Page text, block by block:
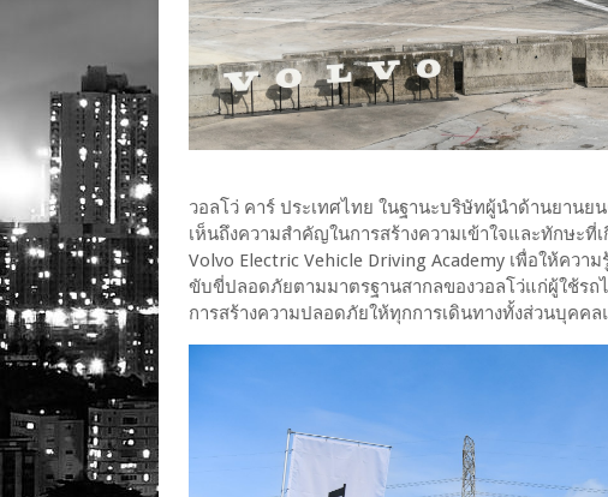
วอลโว่ คาร์ ประเทศไทย ในฐานะบริษัทผู้นำด้านยาน
เห็นถึงความสำคัญในการสร้างความเข้าใจและทักษะ
Volvo Electric Vehicle Driving Academy เพื่อให้คว
ขับขี่ปลอดภัยตามมาตรฐานสากลของวอลโว่แก่ผู้ใช้ร
การสร้างความปลอดภัยให้ทุกการเดินทางทั้งส่วนบุคคล